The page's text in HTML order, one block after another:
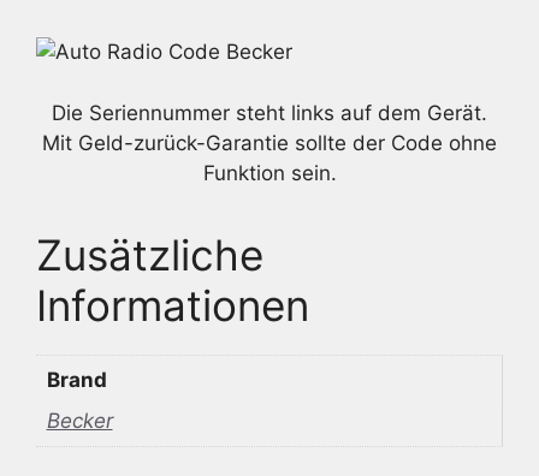
Die Seriennummer steht links auf dem Gerät.
Mit Geld-zurück-Garantie sollte der Code ohne
Funktion sein.
Zusätzliche
Informationen
Brand
Becker